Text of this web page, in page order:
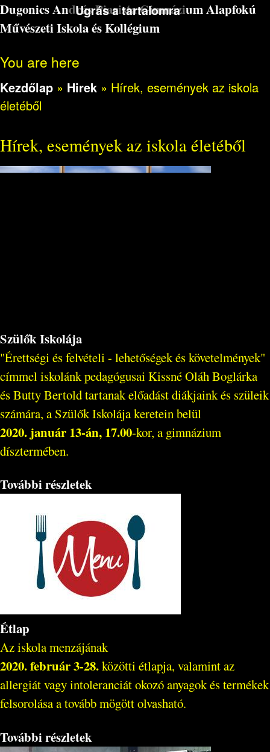
Ugrás a tartalomra
Dugonics András Piarista Gimnázium Alapfokú
Művészeti Iskola és Kollégium
You are here
Kezdőlap » Hirek » Hírek, események az iskola
életéből
Hírek, események az iskola életéből
Szülők Iskolája
"Érettségi és felvételi - lehetőségek és követelmények"
címmel iskolánk pedagógusai Kissné Oláh Boglárka
és Butty Bertold tartanak előadást diákjaink és szüleik
számára, a Szülők Iskolája keretein belül
2020. január 13-án, 17.00-kor, a gimnázium
dísztermében.
További részletek
Étlap
Az iskola menzájának
2020. február 3-28.közötti étlapja, valamint az
allergiát vagy intoleranciát okozó anyagok és termékek
felsorolása a tovább mögött olvasható.
További részletek